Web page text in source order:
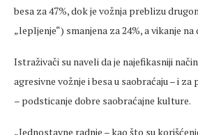
besa za 47%, dok je vožnja preblizu
„lepljenje“) smanjena za 24%, a vikanje
Istraživači su naveli da je najefikasniji
agresivne vožnje i besa u saobraćaju– i za
– podsticanje dobre saobraćajne kulture.
„Jednostavne radnje – kao što su